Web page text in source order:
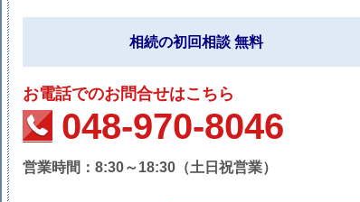
相続の初回相談 無料
お電話でのお問合せはこちら
048-970-8046
営業時間：8:30～18:30（土日祝営業）